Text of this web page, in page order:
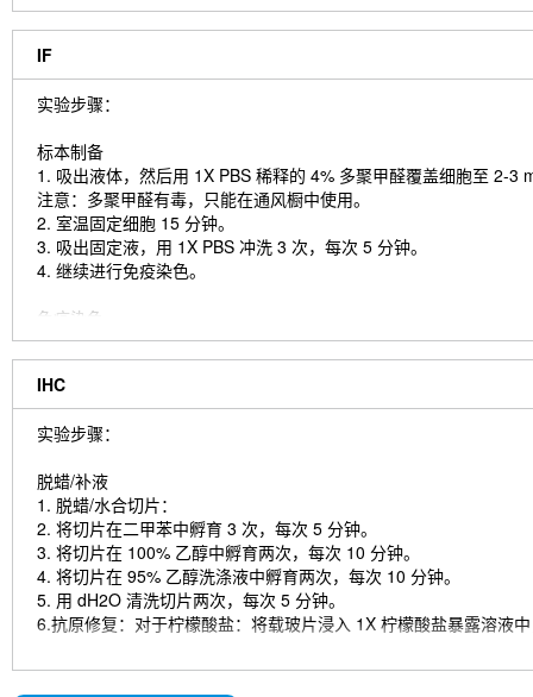
IF
实验步骤：
标本制备
1. 吸出液体，然后用 1X PBS 稀释的 4% 多聚甲醛覆盖细胞至 2-3
注意：多聚甲醛有毒，只能在通风橱中使用。
2. 室温固定细胞 15 分钟。
3. 吸出固定液，用 1X PBS 冲洗 3 次，每次 5 分钟。
4. 继续进行免疫染色。
免疫染色
1. 添加封闭缓冲液并在室温下孵育 60 分钟。
2. 按照建议在抗体稀释缓冲液中制备一抗稀释液。
3. 吸出封闭液，加入制备好的一抗稀释液。
4. 4°C 孵育过夜。
5. 在 1X PBS 中冲洗 3 次，每次 5 分钟。
7. 在 1X PBS 中冲洗 3 次，每次 5 分钟。
8. 使用带有 DAPI 的封固剂封固载玻片并盖上盖玻片。
9. 为获得最佳效果，请让封固剂在室温下固化过夜。 如需长期保
IHC
实验步骤：
脱蜡/补液
1. 脱蜡/水合切片：
2. 将切片在二甲苯中孵育 3 次，每次 5 分钟。
3. 将切片在 100% 乙醇中孵育两次，每次 10 分钟。
4. 将切片在 95% 乙醇洗涤液中孵育两次，每次 10 分钟。
5. 用 dH2O 清洗切片两次，每次 5 分钟。
6.抗原修复：对于柠檬酸盐：将载玻片浸入 1X 柠檬酸盐暴露溶液
染色